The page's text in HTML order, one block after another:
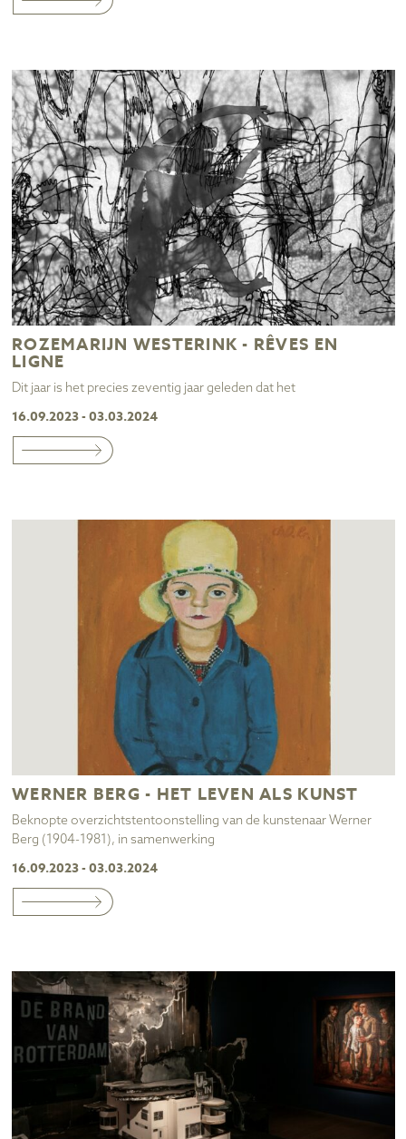
ROZEMARIJN WESTERINK - RÊVES EN
LIGNE
Dit jaar is het precies zeventig jaar geleden dat het
16.09.2023 - 03.03.2024
WERNER BERG - HET LEVEN ALS KUNST
Beknopte overzichtstentoonstelling van de kunstenaar Werner
Berg (1904-1981), in samenwerking
16.09.2023 - 03.03.2024